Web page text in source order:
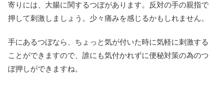
寄りには、大腸に関するつぼがあります。反対の手の親指で
押して刺激しましょう。少々痛みを感じるかもしれません。
手にあるつぼなら、ちょっと気が付いた時に気軽に刺激する
ことができますので、誰にも気付かれずに便秘対策の為のつ
ぼ押しができますね。